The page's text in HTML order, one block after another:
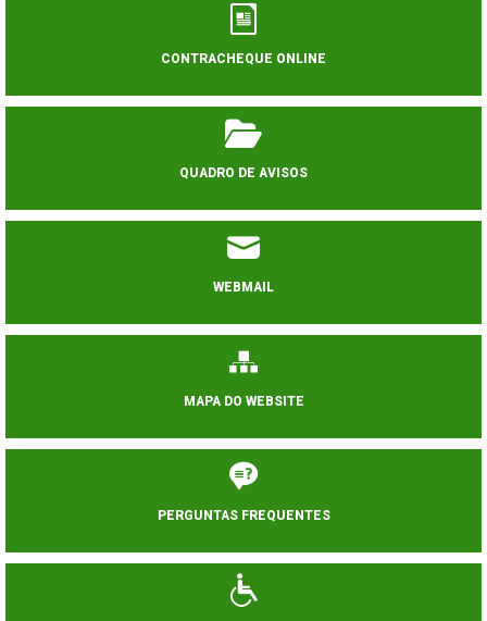
CONTRACHEQUE ONLINE
QUADRO DE AVISOS
WEBMAIL
MAPA DO WEBSITE
PERGUNTAS FREQUENTES